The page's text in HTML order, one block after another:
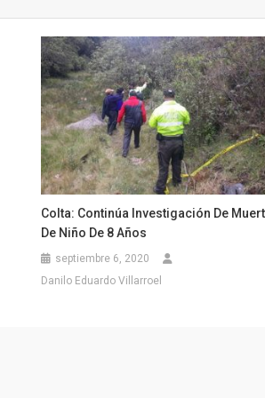
Colta: Continúa Investigación De
De Niño De 8 Años
septiembre 6, 2020
Danilo Eduardo Villarroel